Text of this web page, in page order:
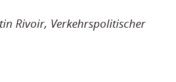
Rivoir, Verkehrspolitischer